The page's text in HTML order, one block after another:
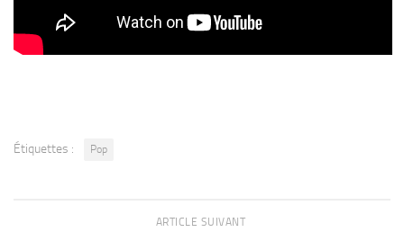
Étiquettes : Pop
ARTICLE SUIVANT